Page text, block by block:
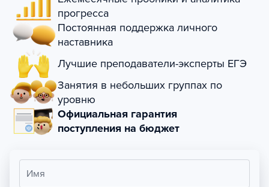
прогресса
Постоянная поддержка личного
наставника
Лучшие преподаватели-эксперты ЕГЭ
Занятия в небольших группах по
уровню
Официальная гарантия
поступления на бюджет
Имя